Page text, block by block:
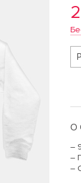
О
–
–
–